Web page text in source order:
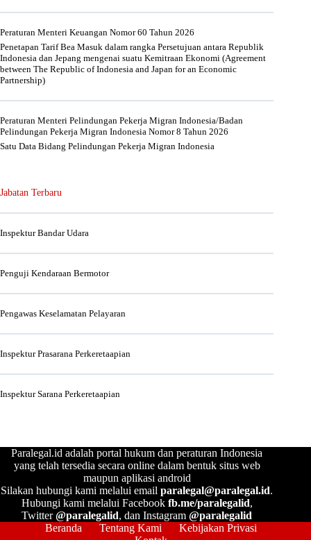
Peraturan Menteri Keuangan Nomor 60 Tahun 2026
Penetapan Tarif Bea Masuk dalam rangka Persetujuan antara Republik
Indonesia dan Jepang mengenai suatu Kemitraan Ekonomi (Agreement
between The Republic of Indonesia and Japan for an Economic
Partnership)
Peraturan Menteri Pelindungan Pekerja Migran Indonesia/Badan
Pelindungan Pekerja Migran Indonesia Nomor 8 Tahun 2026
Satu Data Bidang Pelindungan Pekerja Migran Indonesia
Jabatan Terbaru
Inspektur Bandar Udara
Penguji Kendaraan Bermotor
Pengawas Keselamatan Pelayaran
Inspektur Prasarana Perkeretaapian
Inspektur Sarana Perkeretaapian
Paralegal.id adalah portal hukum dan peraturan Indonesia
yang telah tersedia secara online dalam bentuk situs web
maupun aplikasi android
Silakan hubungi kami melalui emailparalegal@paralegal.id.
Hubungi kami melalui Facebook fb.me/paralegalid,
Twitter@paralegalid, dan Instagram@paralegalid
Beranda
Tentang Kami
Kebijakan Privasi